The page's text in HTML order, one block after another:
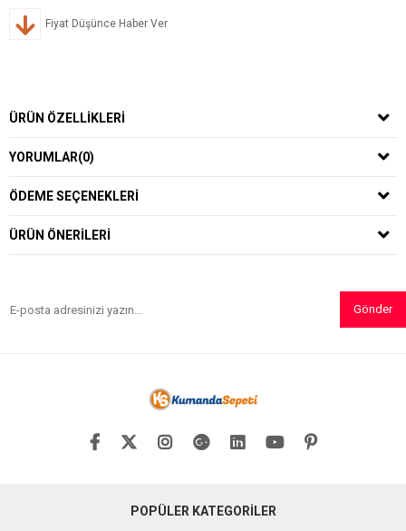
Fiyat Düşünce Haber Ver
ÜRÜN ÖZELLIKLERI
YORUMLAR(0)
ÖDEME SEÇENEKLERI
ÜRÜN ÖNERILERI
Gönder
POPÜLER KATEGORİLER